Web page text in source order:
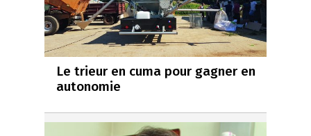
Le trieur en cuma pour gagner en
autonomie